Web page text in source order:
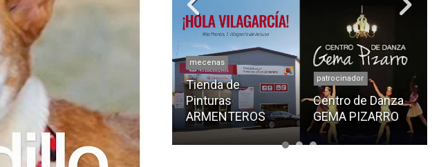
Comercio ZONA
ABERTA
mecenas
Tienda de
Pinturas
ARMENTEROS
patrocinador
Centro de Danza
GEMA PIZARRO